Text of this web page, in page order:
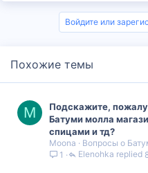
Войдите или
Похожие темы
M
Подскажите,
Батуми молла
спицами и тд?
Moona
Вопросы о
1
Elenohka